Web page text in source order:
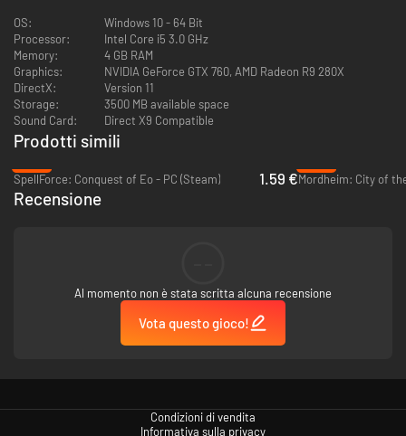
pozioni di battaglia! Nuovi oggetti e congegni.
OS:
Windows 10 - 64 Bit
Processor:
Intel Core i5 3.0 GHz
Memory:
4 GB RAM
Graphics:
NVIDIA GeForce GTX 760, AMD Radeon R9 280X
DirectX:
Version 11
Storage:
3500 MB available space
Sound Card:
Direct X9 Compatible
Prodotti simili
SpellForce: Conquest of Eo - PC (Steam)
1.59 €Mordheim: City of
Recensione
Al momento non è stata scritta alcuna recensione
Vota questo gioco!
Condizioni di vendita
Informativa sulla privacy